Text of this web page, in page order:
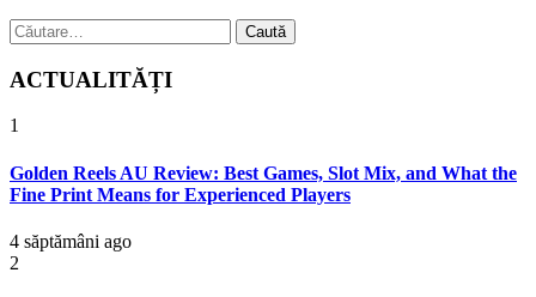
Caută
după:
ACTUALITĂȚI
1
Golden Reels AU Review: Best Games, Slot Mix, and What the
Fine Print Means for Experienced Players
4 săptămâni ago
2